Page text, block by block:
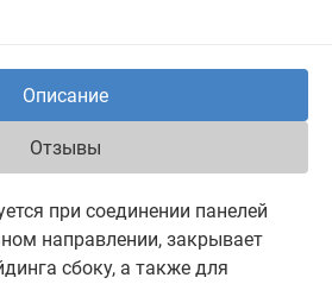
Описание
Отзывы
при соединении панелей
направлении, закрывает
сбоку, а также для